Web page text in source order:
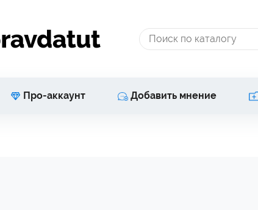
Про-аккаунт Добавить мнение